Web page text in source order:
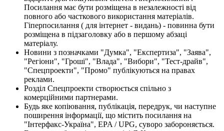
Посилання має бути розміщена в незалежності від
повного або часткового використання матеріалів.
Гіперпосилання ( для інтернет - видань) - повинна бути
розміщена в підзаголовку або в першому абзаці
матеріалу.
Новини з позначками "Думка", "Експертиза", "Заява",
"Регіони", "Гроші", "Влада", "Вибори", "Тест-драйв",
"Спецпроекти", "Промо" публікуються на правах
реклами.
Розділ Спецпроекти створюється спільно з
комерційними партнерами.
Будь яке копіювання, публікація, передрук, чи наступне
поширення інформації, що містить посилання на
"Інтерфакс-Україна", EPA / UPG, суворо забороняється.